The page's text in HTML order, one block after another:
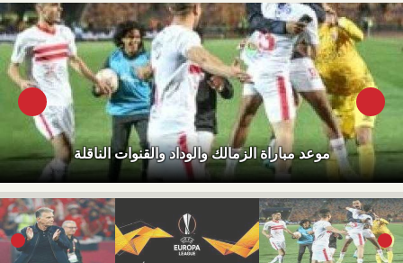
موعد مباراة الزمالك والوداد والقنوات الناقلة